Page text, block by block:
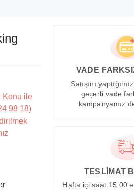
Konu ile
98 18)
VADE
Satışını
geçerli vade
kampanyamız
TESLİMAT
Hafta içi saat